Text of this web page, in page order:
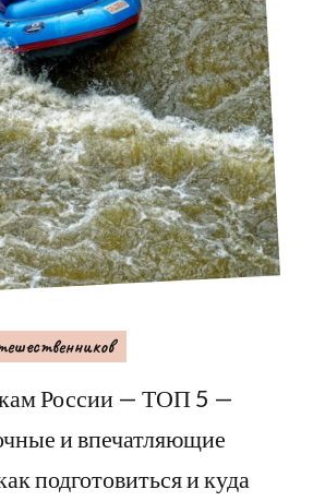
России — ТОП 5 —
и впечатляющие
подготовиться и куда